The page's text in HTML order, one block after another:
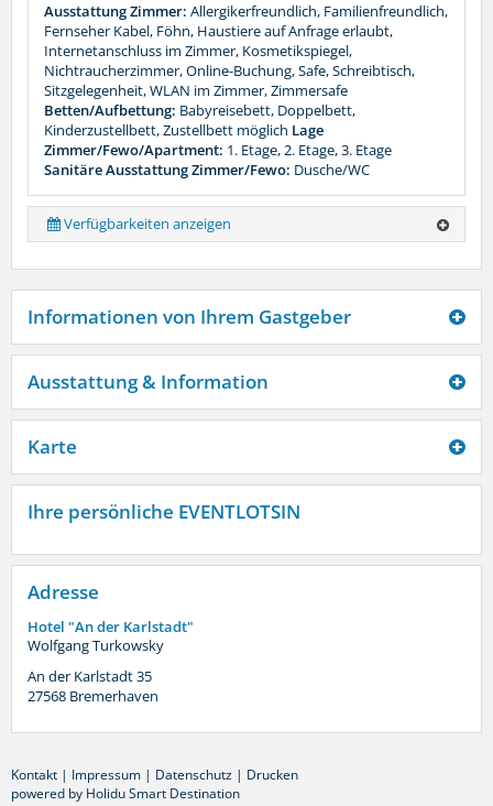
Ausstattung Zimmer: Allergikerfreundlich, Familienfreundlich,
Fernseher Kabel, Föhn, Haustiere auf Anfrage erlaubt,
Internetanschluss im Zimmer, Kosmetikspiegel,
Nichtraucherzimmer, Online-Buchung, Safe, Schreibtisch,
Sitzgelegenheit, WLAN im Zimmer, Zimmersafe
Betten/Aufbettung: Babyreisebett, Doppelbett,
Kinderzustellbett, Zustellbett möglich Lage
Zimmer/Fewo/Apartment: 1. Etage, 2. Etage, 3. Etage
Sanitäre Ausstattung Zimmer/Fewo: Dusche/WC
Verfügbarkeiten anzeigen
Informationen von Ihrem Gastgeber
Ausstattung & Information
Karte
Ihre persönliche EVENTLOTSIN
Adresse
Hotel "An der Karlstadt"
Wolfgang Turkowsky
An der Karlstadt 35
27568 Bremerhaven
Kontakt | Impressum | Datenschutz | Drucken
powered by Holidu Smart Destination